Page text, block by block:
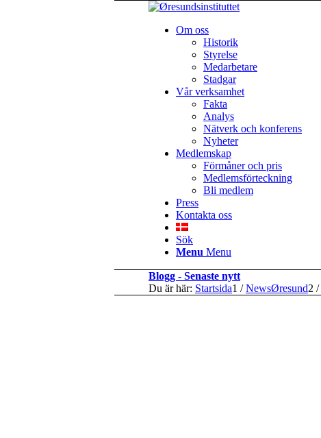
Om oss
Historik
Styrelse
Medarbetare
Stadgar
Vår verksamhet
Fakta
Analys
Nätverk och konferens
Nyheter
Medlemskap
Förmåner och pris
Medlemsförteckning
Bli medlem
Press
Kontakta oss
Sök
Menu Menu
Blogg - Senaste nytt
Du är här: Startsida1 / NewsØresund2 /